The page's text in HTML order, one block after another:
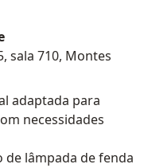
sala 710, Montes
adaptada para
necessidades
de lâmpada de fenda